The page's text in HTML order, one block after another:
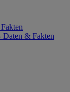
Daten & Fakten